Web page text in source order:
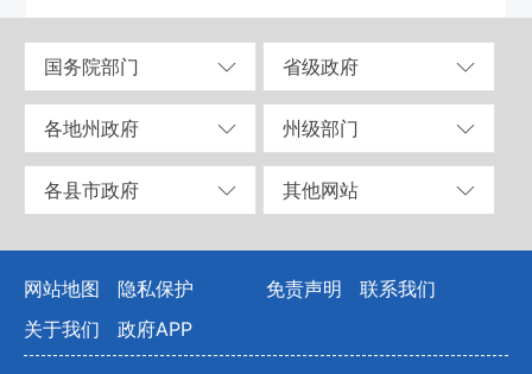
国务院部门 省级政府
各地州政府 州级部门
各县市政府 其他网站
网站地图 隐私保护 免责声明
联系我们
关于我们
政府APP